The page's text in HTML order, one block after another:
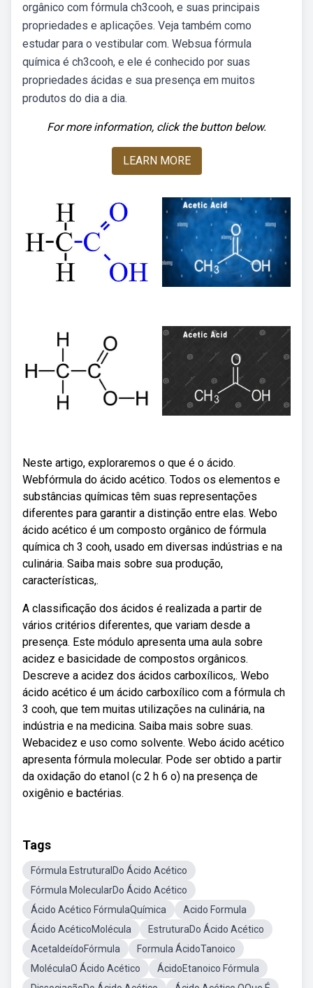
orgânico com fórmula ch3cooh, e suas principais
propriedades e aplicações. Veja também como
estudar para o vestibular com. Websua fórmula
química é ch3cooh, e ele é conhecido por suas
propriedades ácidas e sua presença em muitos
produtos do dia a dia.
For more information, click the button below.
LEARN MORE
Neste artigo, exploraremos o que é o ácido.
Webfórmula do ácido acético. Todos os elementos e
substâncias químicas têm suas representações
diferentes para garantir a distinção entre elas. Webo
ácido acético é um composto orgânico de fórmula
química ch 3 cooh, usado em diversas indústrias e na
culinária. Saiba mais sobre sua produção,
características,.
A classificação dos ácidos é realizada a partir de
vários critérios diferentes, que variam desde a
presença. Este módulo apresenta uma aula sobre
acidez e basicidade de compostos orgânicos.
Descreve a acidez dos ácidos carboxílicos,. Webo
ácido acético é um ácido carboxílico com a fórmula ch
3 cooh, que tem muitas utilizações na culinária, na
indústria e na medicina. Saiba mais sobre suas.
Webacidez e uso como solvente. Webo ácido acético
apresenta fórmula molecular. Pode ser obtido a partir
da oxidação do etanol (c 2 h 6 o) na presença de
oxigênio e bactérias.
Tags
Fórmula EstruturalDo Ácido Acético
Fórmula MolecularDo Ácido Acético
Ácido Acético FórmulaQuímica
Acido Formula
Ácido AcéticoMolécula
EstruturaDo Ácido Acético
AcetaldeídoFórmula
Formula ÁcidoTanoico
MoléculaO Ácido Acético
ÁcidoEtanoico Fórmula